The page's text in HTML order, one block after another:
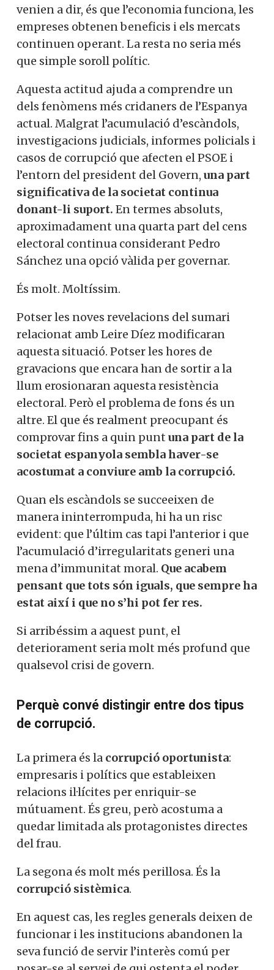
venien a dir, és que l’economia funciona, les
empreses obtenen beneficis i els mercats
continuen operant. La resta no seria més
que simple soroll polític.
Aquesta actitud ajuda a comprendre un
dels fenòmens més cridaners de l’Espanya
actual. Malgrat l’acumulació d’escàndols,
investigacions judicials, informes policials i
casos de corrupció que afecten elPSOE i
l’entorn del president del Govern, una part
significativa de la societat continua
donant-li suport. En termes absoluts,
aproximadament una quarta part del cens
electoral continua considerant Pedro
Sánchez una opció vàlida per governar.
És molt. Moltíssim.
Potser les noves revelacions del sumari
relacionat amb Leire Díez modificaran
aquesta situació. Potser les hores de
gravacions que encara han de sortir a la
llum erosionaran aquesta resistència
electoral. Però el problema de fons és un
altre. El que és realment preocupant és
comprovar fins a quin punt una part de la
societat espanyola sembla haver-se
acostumat a conviure amb la corrupció.
Quan els escàndols se succeeixen de
manera ininterrompuda, hi ha un risc
evident: que l’últim cas tapi l’anterior i que
l’acumulació d’irregularitats generi una
mena d’immunitat moral. Que acabem
pensant que tots són iguals, que sempre ha
estat així i que no s’hi pot fer res.
Si arribéssim a aquest punt, el
deteriorament seria molt més profund que
qualsevol crisi de govern.
Perquè convé distingir entre dos tipus
de corrupció.
La primera és la corrupció oportunista:
empresaris i polítics que estableixen
relacions il·lícites per enriquir-se
mútuament. És greu, però acostuma a
quedar limitada als protagonistes directes
del frau.
La segona és molt més perillosa. És la
corrupció sistèmica.
En aquest cas, les regles generals deixen de
funcionar i les institucions abandonen la
seva funció de servir l’interès comú per